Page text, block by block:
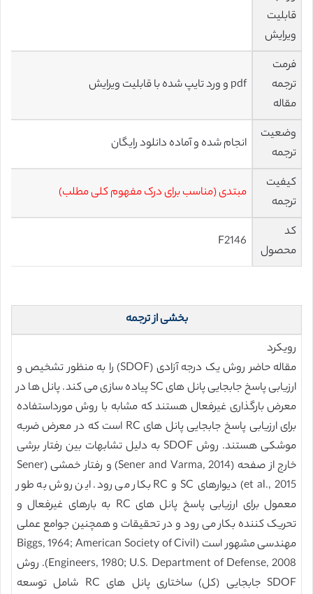
قابلیت
ویرایش
فرمت
ترجمه
مقاله
pdf و ورد تایپ شده با قابلیت ویرایش
وضعیت
ترجمه
انجام شده و آماده دانلود رایگان
کیفیت
ترجمه
مبتدی (مناسب برای درک مفهوم کلی مطلب)
کد
محصول
F2146
بخشی از ترجمه
رویکرد
مقاله حاضر روش یک درجه آزادی (SDOF) را به منظور تشخیص و
ارزیابی پاسخ جابجایی پانل های SC پیاده سازی می کند. پانل ها در
معرض بارگذاری غیرفعال هستند که مشابه با روش مورداستفاده
برای ارزیابی پاسخ جابجایی پانل های RC است که در معرض ضربه
موشکی هستند. روش SDOF به دلیل تشابهات بین رفتار برشی
خارج از صفحه (Sener and Varma, 2014) و رفتار خمشی (Sener
et al., 2015) دیوارهای SC و RC بکار می رود. این روش به طور
معمول برای ارزیابی پاسخ پانل های RC به بارهای غیرفعال و
تحریک کننده بکار می رود و در تحقیقات و همچنین جوامع عملی
مهندسی مشهور است (Biggs, 1964; American Society of Civil
Engineers, 1980; U.S. Department of Defense, 2008). روش
SDOF جابجایی (کل) ساختاری پانل های RC شامل توسعه